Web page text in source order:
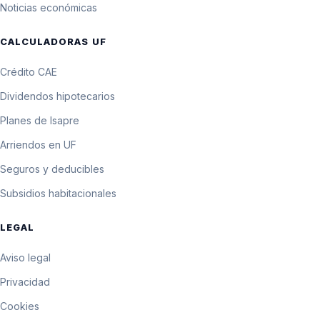
3 de febrero de 1987
2 de febrero de 1987
1 de febrero de 1987
Noticias económicas
CALCULADORAS UF
Crédito CAE
Dividendos hipotecarios
Planes de Isapre
Arriendos en UF
Seguros y deducibles
Subsidios habitacionales
LEGAL
Aviso legal
Privacidad
Cookies